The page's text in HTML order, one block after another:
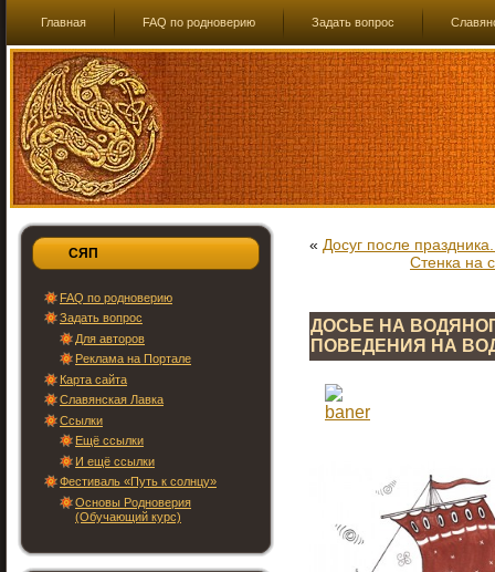
Главная FAQ по родноверию Задать вопрос
СЯП
FAQ по родноверию
Задать вопрос
Для авторов
Реклама на Портале
Карта сайта
Славянская Лавка
Ссылки
Ещё ссылки
И ещё ссылки
Фестиваль «Путь к солнцу»
Основы Родноверия
(Обучающий курс)
« Досуг после
Стенка на
ДОСЬЕ НА
ПОВЕДЕНИЯ НА